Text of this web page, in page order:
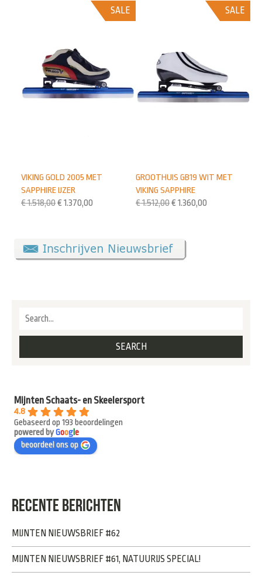
SALE
GROOTHUIS GB19 WIT MET
VIKING SAPPHIRE
€1.512,00€ 1.360,00
SALE
VIKING GOLD 2005 MET
SAPPHIRE IJZER
€1.518,00€ 1.370,00
Mijnten Schaats- en Skeelersport
4.8
Gebaseerd op 193 beoordelingen
powered byGooge
beoordeel ons op
RECENTE BERICHTEN
MIJNTEN NIEUWSBRIEF #62
MIJNTEN NIEUWSBRIEF #61, NATUURIJS SPECIAL!